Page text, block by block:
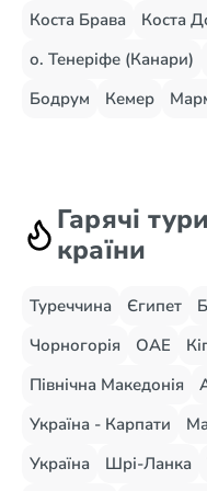
Коста Брава
Коста
о. Тенеріфе (Канари)
Бодрум
Кемер
Гарячі
країни
Туреччина Єгипет
Чорногорія
ОАЕ
Північна Македонія
Україна - Карпати
Україна
Шрі-Ланка